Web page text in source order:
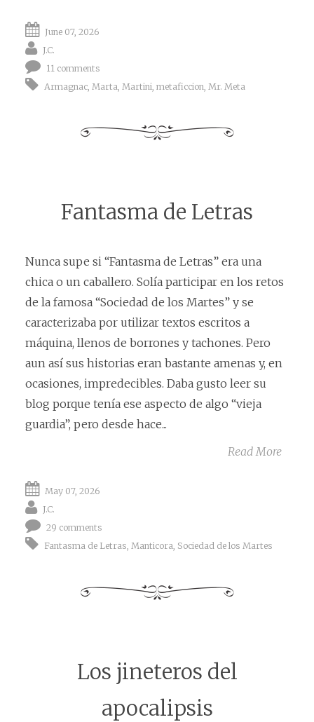
June 07, 2026
J.C.
11 comments
Armagnac Marta Martini metaficcion Mr. Meta
Fantasma de Letras
Nunca supe si “Fantasma de Letras” era una
chica o un caballero. Solía participar en los retos
de la famosa “Sociedad de los Martes” y se
caracterizaba por utilizar textos escritos a
máquina, llenos de borrones y tachones. Pero
aun así sus historias eran bastante amenas y, en
ocasiones, impredecibles. Daba gusto leer su
blog porque tenía ese aspecto de algo “vieja
guardia”, pero desde hace...
Read More
May 07, 2026
J.C.
29 comments
Fantasma de Letras, Manticora, Sociedad de los Martes
Los jineteros del
apocalipsis